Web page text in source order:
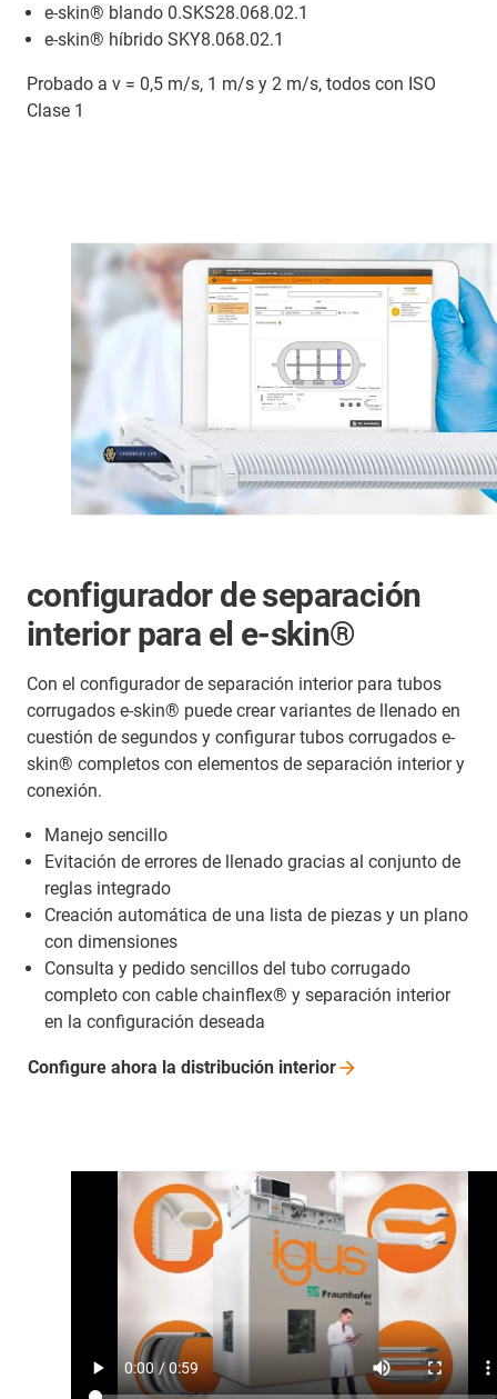
e-skin® blando 0.SKS28.068.02.1
e-skin® híbrido SKY8.068.02.1
Probado a v = 0,5 m/s, 1 m/s y 2 m/s, todos con ISO
Clase 1
configurador de separación
interior para el e-skin®
Con el configurador de separación interior para tubos
corrugados e-skin® puede crear variantes de llenado en
cuestión de segundos y configurar tubos corrugados e-
skin® completos con elementos de separación interior y
conexión.
Manejo sencillo
Evitación de errores de llenado gracias al conjunto de
reglas integrado
Creación automática de una lista de piezas y un plano
con dimensiones
Consulta y pedido sencillos del tubo corrugado
completo con cable chainflex® y separación interior
en la configuración deseada
Configure ahora la distribución interior